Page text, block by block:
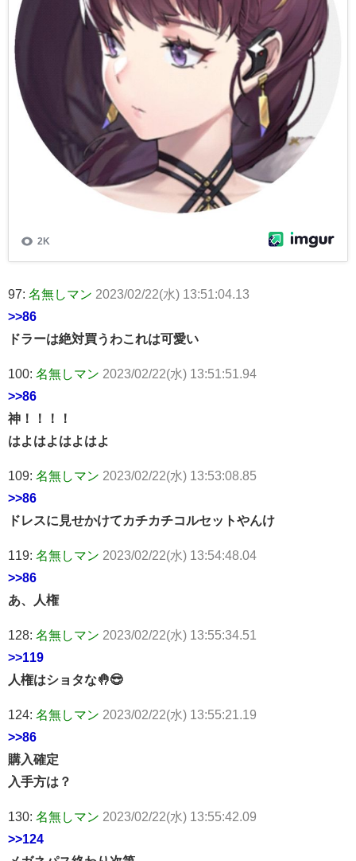
97: 名無しマン 2023/02/22(水) 13:51:04.13
>>86
ドラーは絶対買うわこれは可愛い
100: 名無しマン 2023/02/22(水) 13:51:51.94
>>86
神！！！！
はよはよはよはよ
109: 名無しマン 2023/02/22(水) 13:53:08.85
>>86
ドレスに見せかけてカチカチコルセットやんけ
119: 名無しマン 2023/02/22(水) 13:54:48.04
>>86
あ、人権
128: 名無しマン 2023/02/22(水) 13:55:34.51
>>119
人権はショタな🤚😎
124: 名無しマン 2023/02/22(水) 13:55:21.19
>>86
購入確定
入手方は？
130: 名無しマン 2023/02/22(水) 13:55:42.09
>>124